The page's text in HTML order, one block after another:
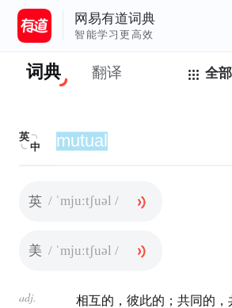
网易有道词典
智能学习更高效
词典 翻译 全
英
中
英 / ˈmjuːtʃuəl /
美 / ˈmjuːtʃuəl /
adj.
相互的，彼此的；共同的